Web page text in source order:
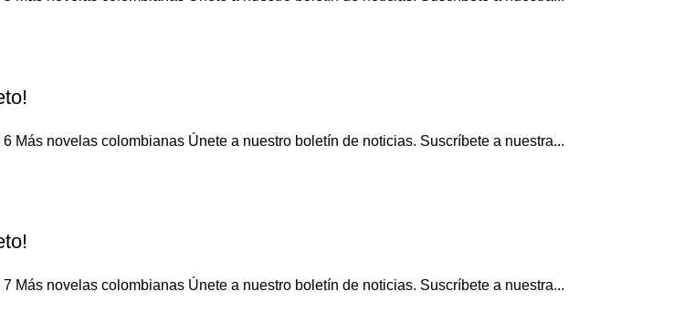
Más novelas colombianas Únete a nuestro boletín de noticias. Suscríbete a nuestra...
Más novelas colombianas Únete a nuestro boletín de noticias. Suscríbete a nuestra...